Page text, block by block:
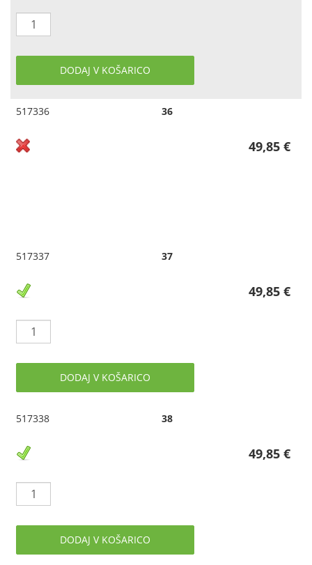
DODAJ V KOŠARICO
517336 36
49,85 €
517337 37
49,85 €
DODAJ V KOŠARICO
517338 38
49,85 €
DODAJ V KOŠARICO